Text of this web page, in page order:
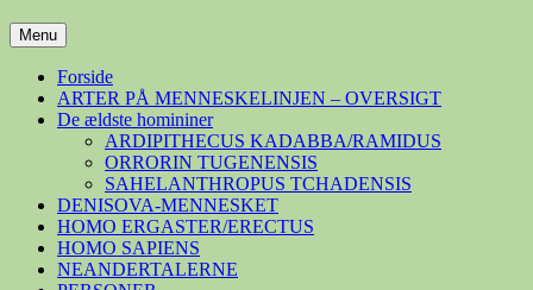
Menu
Forside
ARTER PÅ MENNESKELINJEN – OVERSIGT
De ældste homininer
ARDIPITHECUS KADABBA/RAMIDUS
ORRORIN TUGENENSIS
SAHELANTHROPUS TCHADENSIS
DENISOVA-MENNESKET
HOMO ERGASTER/ERECTUS
HOMO SAPIENS
NEANDERTALERNE